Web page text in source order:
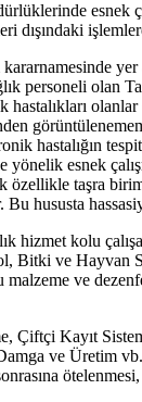
esnek
dışındaki
yer
personeli olan
hastalıkları
hastalığın
yönelik esnek
özellikle taşra
Bu hususta
hizmet kolu
Bitki ve Hayvan
ve
Çiftçi Kayıt
ve Üretim
ötelenmesi,